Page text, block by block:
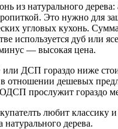
из натурального
Это нужно для
угловых кухонь.
используется дуб или
— высокая цена.
ДСП гораздо ниже
отношении дешевых
прослужит гораздо
любит
дерева.